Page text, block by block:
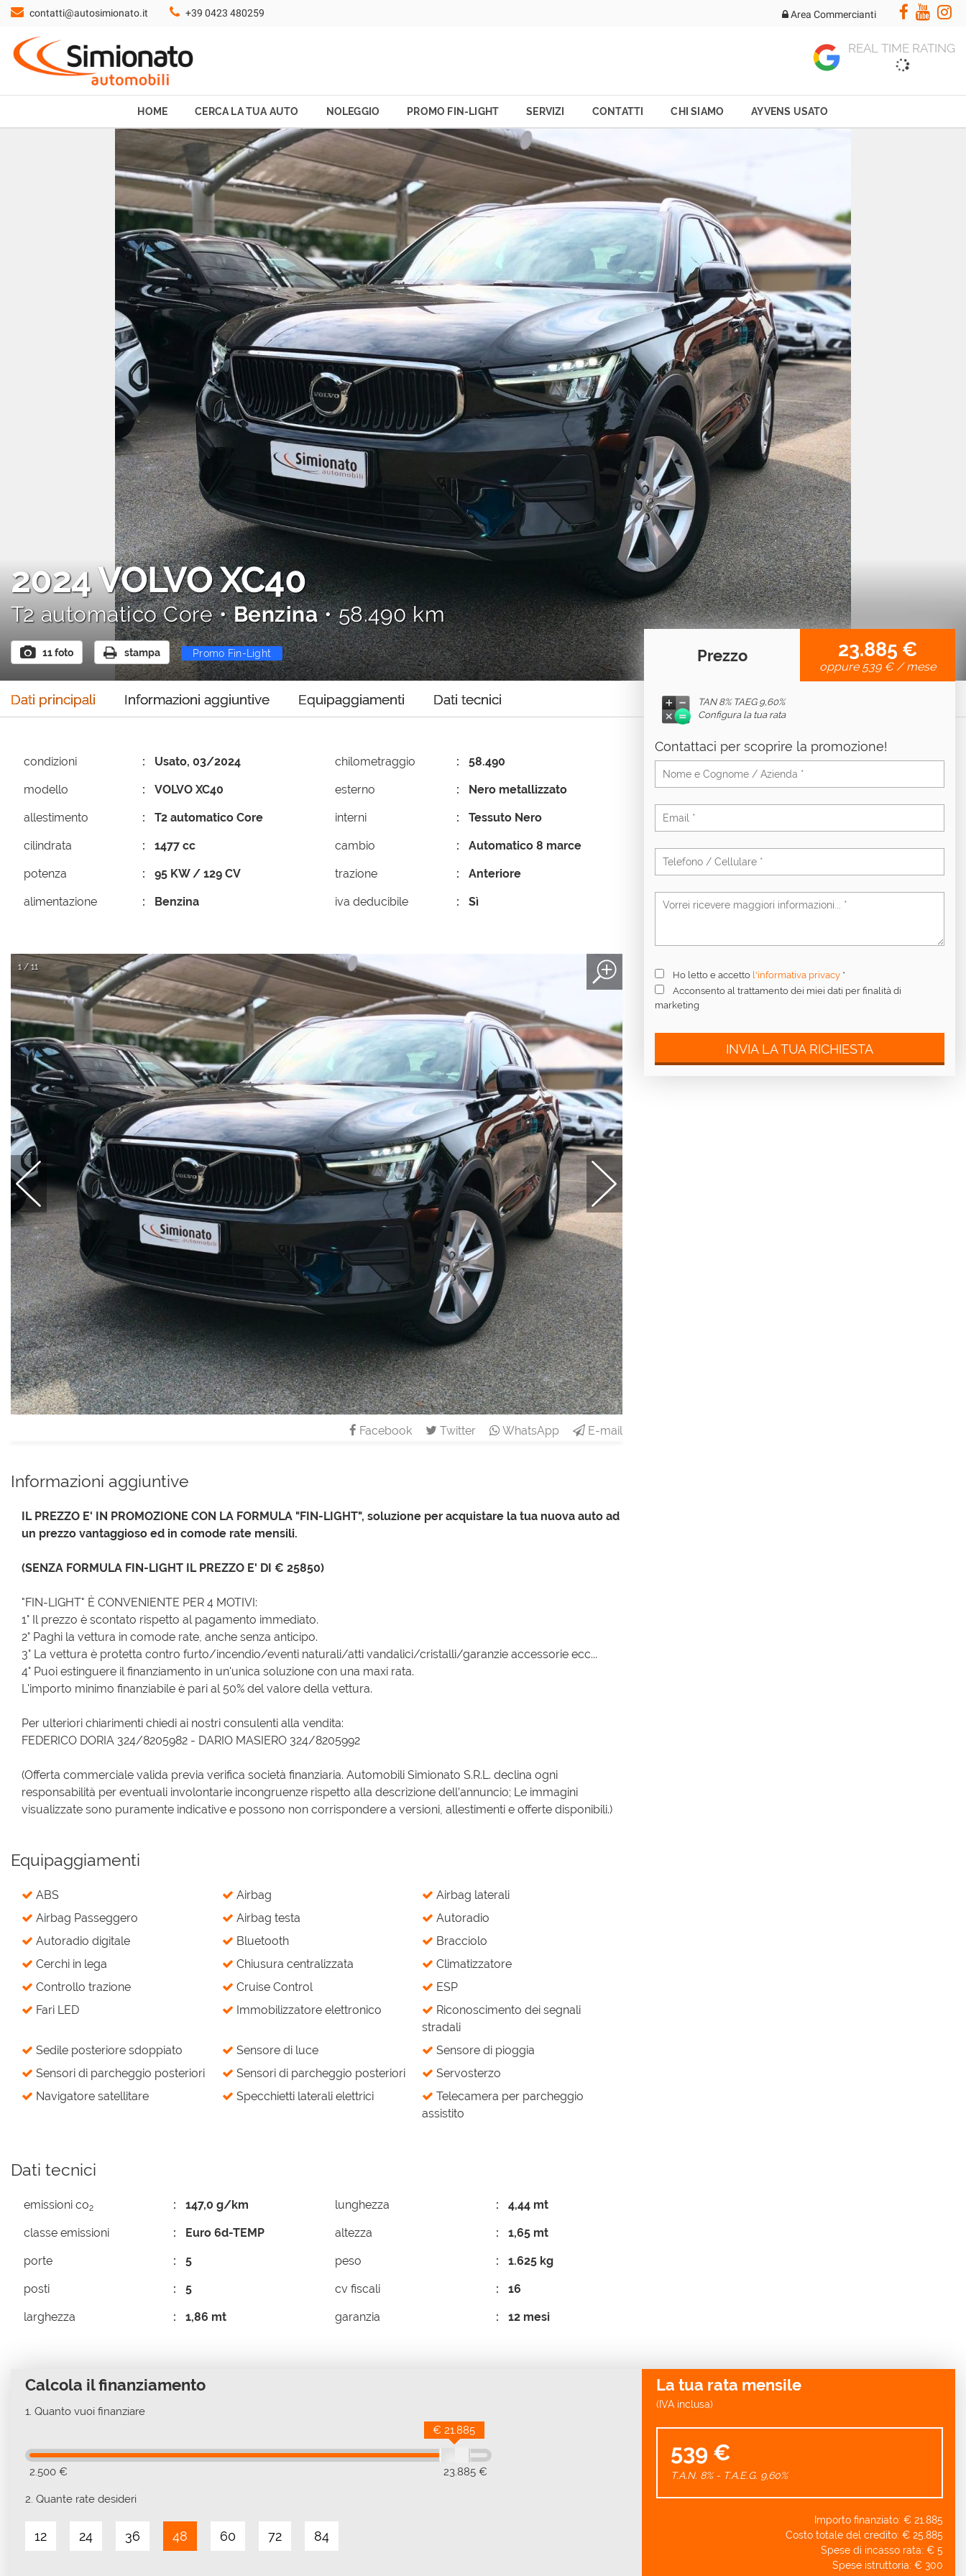
HOME
CERCA LA TUA AUTO
AREA COMMERCIANTI
contatti@autosimionato.it +39 0423 480259 Area Commercianti
REAL TIME RATING
HOME CERCA LA TUA AUTO NOLEGGIO PROMO FIN-LIGHT SERVIZI CONTATTI CHI SIAMO AYVENS USATO
2024VOLVO XC40
T2 automatico Core •Benzina• 58.490 km
11 foto stampa
Promo Fin-Light Ayvens Promo Fin-Light Ayvens
Dati principali Informazioni aggiuntive Equipaggiamenti Dati tecnici
condizioni Usato, 03/2024
modello VOLVO XC40
allestimento T2 automatico Core
cilindrata 1477 cc
potenza 95 KW / 129 CV
alimentazione Benzina
chilometraggio 58.490
esterno Nero metallizzato
interni Tessuto Nero
cambio Automatico 8 marce
trazione Anteriore
iva deducibile Sì
1 / 11
Facebook Twitter WhatsApp E-mail
Informazioni aggiuntive
IL PREZZO E' IN PROMOZIONE CON LA FORMULA "FIN-LIGHT", soluzione per acquistare la tua nuova auto ad
un prezzo vantaggioso ed in comode rate mensili.
(SENZA FORMULA FIN-LIGHT IL PREZZO E' DI € 25850)
"FIN-LIGHT" È CONVENIENTE PER 4 MOTIVI:
1° Il prezzo è scontato rispetto al pagamento immediato.
2° Paghi la vettura in comode rate, anche senza anticipo.
3° La vettura è protetta contro furto/incendio/eventi naturali/atti vandalici/cristalli/garanzie accessorie ecc...
4° Puoi estinguere il finanziamento in un'unica soluzione con una maxi rata.
L'importo minimo finanziabile è pari al 50% del valore della vettura.
Per ulteriori chiarimenti chiedi ai nostri consulenti alla vendita:
FEDERICO DORIA 324/8205982 - DARIO MASIERO 324/8205992
(Offerta commerciale valida previa verifica società finanziaria. Automobili Simionato S.R.L. declina ogni
responsabilità per eventuali involontarie incongruenze rispetto alla descrizione dell’annuncio; Le immagini
visualizzate sono puramente indicative e possono non corrispondere a versioni, allestimenti e offerte disponibili.)
Equipaggiamenti
ABS Airbag
Airbag laterali
Airbag Passeggero
Airbag testa
Autoradio
Autoradio digitale
Bluetooth
Bracciolo
Cerchi in lega
Chiusura centralizzata
Climatizzatore
Controllo trazione
Cruise Control
ESP
Fari LED
Immobilizzatore elettronico
Riconoscimento dei segnali
stradali
Sedile posteriore sdoppiato
Sensore di luce
Sensore di pioggia
Sensori di parcheggio posteriori
Sensori di parcheggio posteriori
Servosterzo
Navigatore satellitare
Specchietti laterali elettrici
Telecamera per parcheggio
assistito
Dati tecnici
emissioni co2 147,0 g/km
classe emissioni Euro 6d-TEMP
porte 5
posti 5
larghezza 1,86 mt
lunghezza 4,44 mt
altezza 1,65 mt
peso 1.625 kg
cv fiscali 16
garanzia 12 mesi
Prezzo 23.885 €
oppure 539 €/ mese
TAN 8% TAEG 9,60%
Configura la tua rata
Contattaci per scoprire la promozione!
Ho letto e accetto l'informativa privacy *
Acconsento al trattamento dei miei dati per finalità di
marketing
INVIA LA TUA RICHIESTA
Calcola il finanziamento
1. Quanto vuoi finanziare
2.500 € 23.885 €
€ 21.885
2. Quante rate desideri
12 24 36 48 60 72 84
La tua rata mensile
(IVA inclusa)
539 €
T.A.N. 8% - T.A.E.G. 9,60%
Importo finanziato: € 21.885
Costo totale del credito: € 25.885
Spese di incasso rata: € 5
Spese istruttoria: € 300